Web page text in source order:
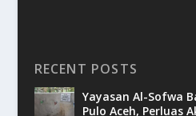
RECENT POSTS
Yayasan Al-Sofwa
Pulo Aceh, Perluas